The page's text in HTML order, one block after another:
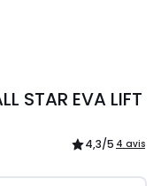
STAR EVA LIFT
4,3/5 4 avis